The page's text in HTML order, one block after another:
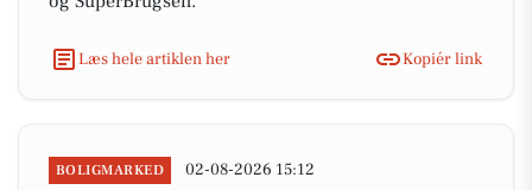
Læs hele artiklen her Kopiér link
BOLIGMARKED 02-08-2026 15:12